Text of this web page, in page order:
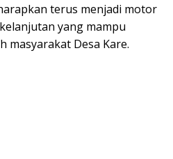
terus menjadi motor
yang mampu
masyarakat Desa Kare.